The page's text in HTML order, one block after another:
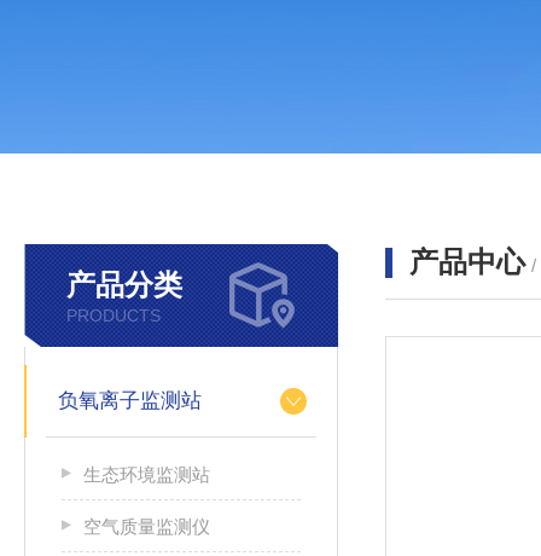
产品分类
PRODUCTS
负氧离子监测站
生态环境监测站
空气质量监测仪
产品中心 /